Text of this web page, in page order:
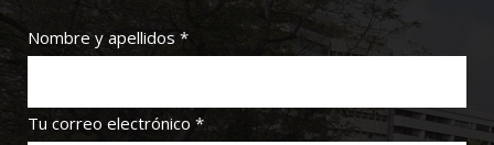
Nombre y apellidos *
Tu correo electrónico *